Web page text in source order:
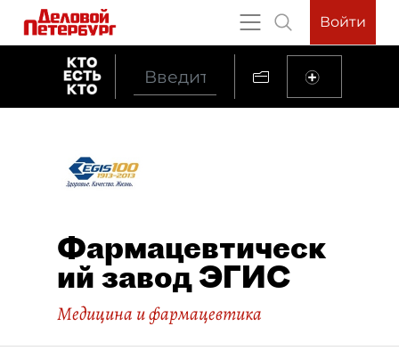
Войти
Фармацевтическ
ий завод ЭГИС
Медицина и фармацевтика